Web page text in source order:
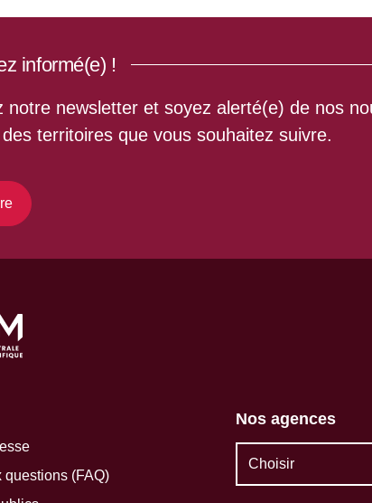
informé(e) !
notre newsletter et soyez alerté(e) de nos
territoires que vous souhaitez suivre.
questions (FAQ)
Nos agences
Choisir